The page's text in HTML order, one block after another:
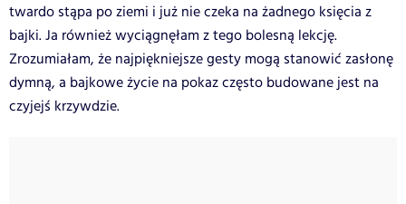
twardo stąpa po ziemi i już nie czeka na żadnego księcia z
bajki. Ja również wyciągnęłam z tego bolesną lekcję.
Zrozumiałam, że najpiękniejsze gesty mogą stanowić zasłonę
dymną, a bajkowe życie na pokaz często budowane jest na
czyjejś krzywdzie.